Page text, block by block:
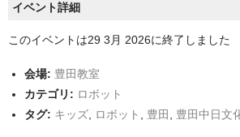
会員様専用
イベント詳細
このイベントは29 3月 2026に終了しました
会場: 豊田教室
カテゴリ: ロボット
タグ: キッズ, ロボット , 豊田 , 豊田中日文